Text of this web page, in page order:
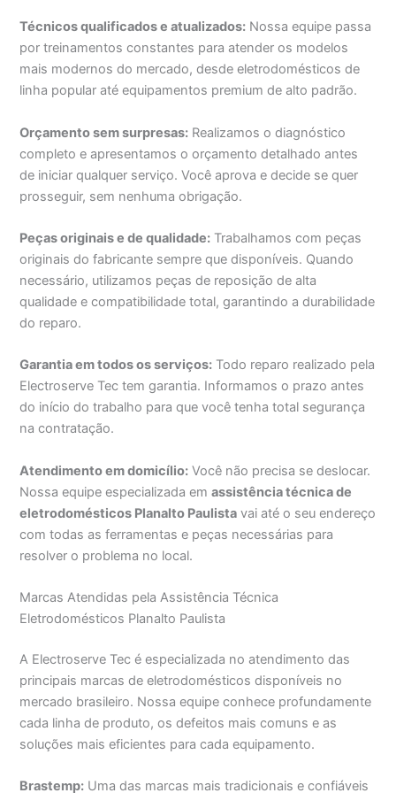
Técnicos qualificados e atualizados: Nossa equipe passa
por treinamentos constantes para atender os modelos
mais modernos do mercado, desde eletrodomésticos de
linha popular até equipamentos premium de alto padrão.
Orçamento sem surpresas: Realizamos o diagnóstico
completo e apresentamos o orçamento detalhado antes
de iniciar qualquer serviço. Você aprova e decide se quer
prosseguir, sem nenhuma obrigação.
Peças originais e de qualidade: Trabalhamos com peças
originais do fabricante sempre que disponíveis. Quando
necessário, utilizamos peças de reposição de alta
qualidade e compatibilidade total, garantindo a durabilidade
do reparo.
Garantia em todos os serviços: Todo reparo realizado pela
Electroserve Tec tem garantia. Informamos o prazo antes
do início do trabalho para que você tenha total segurança
na contratação.
Atendimento em domicílio: Você não precisa se deslocar.
Nossa equipe especializada emassistência técnica de
eletrodomésticos Planalto Paulista vai até o seu endereço
com todas as ferramentas e peças necessárias para
resolver o problema no local.
Marcas Atendidas pela Assistência Técnica
Eletrodomésticos Planalto Paulista
A Electroserve Tec é especializada no atendimento das
principais marcas de eletrodomésticos disponíveis no
mercado brasileiro. Nossa equipe conhece profundamente
cada linha de produto, os defeitos mais comuns e as
soluções mais eficientes para cada equipamento.
Brastemp: Uma das marcas mais tradicionais e confiáveis